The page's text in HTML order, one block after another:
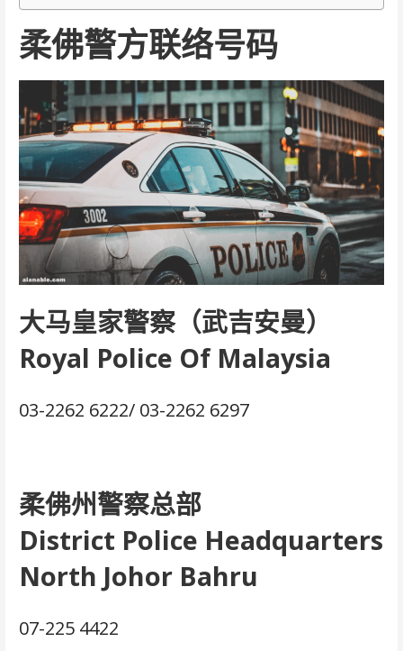
柔佛警方联络号码
大马皇家警察（武吉安曼）
Royal Police Of Malaysia
03-2262 6222/ 03-2262 6297
柔佛州警察总部
District Police Headquarters
North Johor Bahru
07-225 4422